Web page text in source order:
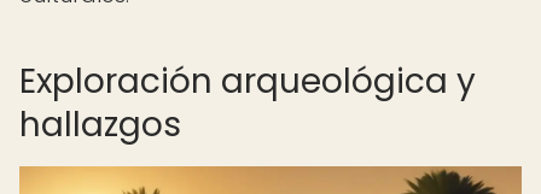
Exploración arqueológica y
hallazgos